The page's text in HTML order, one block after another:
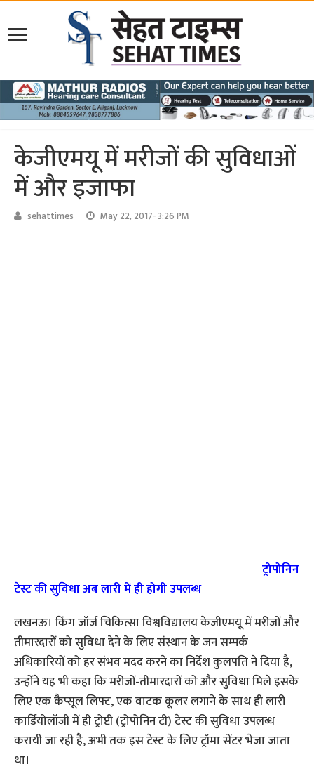
केजीएमयू में मरीजों की सुविधाओं
में और इजाफा
sehattimes May 22, 2017- 3:26 PM
ट्रोपोनिन
टेस्ट की सुविधा अब लारी में ही होगी उपलब्ध
लखनऊ। किंग जॉर्ज चिकित्सा विश्वविद्यालय केजीएमयू में मरीजों और
तीमारदारों को सुविधा देने के लिए संस्थान के जन सम्पर्क
अधिकारियों को हर संभव मदद करने का निर्देश कुलपति ने दिया है,
उन्होंने यह भी कहा कि मरीजों-तीमारदारों को और सुविधा मिले इसके
लिए एक कैप्सूल लिफ्ट, एक वाटक कूलर लगाने के साथ ही लारी
कार्डियोलॉजी में ही ट्रोप्टी (ट्रोपोनिन टी) टेस्ट की सुविधा उपलब्ध
करायी जा रही है, अभी तक इस टेस्ट के लिए ट्रॉमा सेंटर भेजा जाता
था।